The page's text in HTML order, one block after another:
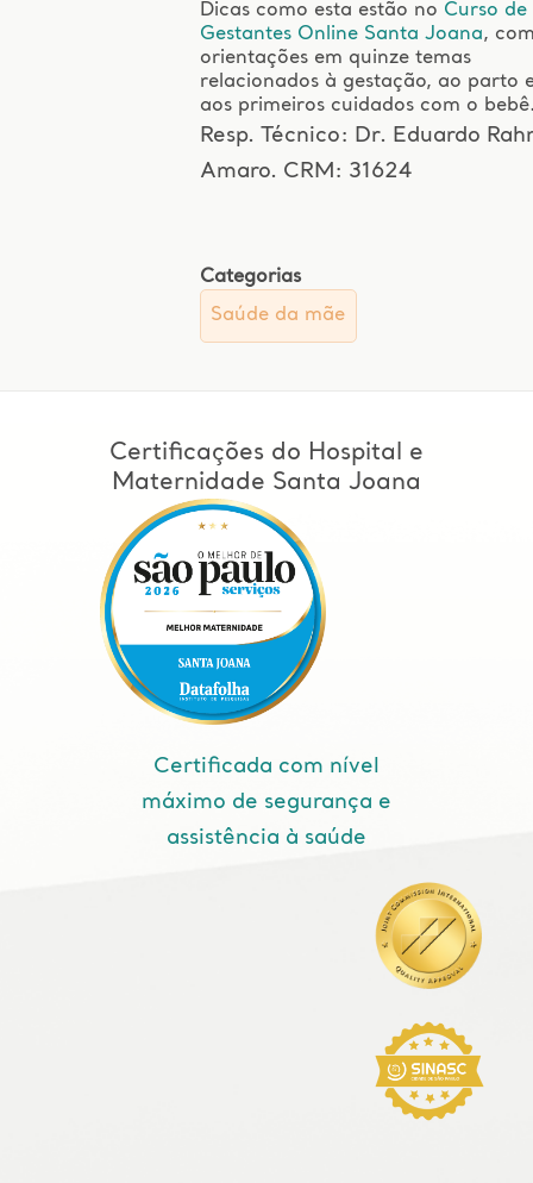
Dicas como esta estão no Curso de
Gestantes Online Santa Joana,
orientações em quinze temas
relacionados à gestação, ao parto
aos primeiros cuidados com o
Resp. Técnico: Dr. Eduardo
Amaro. CRM: 31624
Categorias
Saúde da mãe
Certificações do Hospital e
Maternidade Santa Joana
Certificada com nível
máximo de segurança e
assistência à saúde